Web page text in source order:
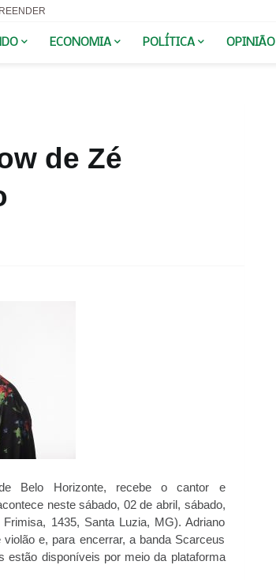
ECONOMIA POLÍTICA OPINIÃO
de Zé
Belo Horizonte, recebe o cantor e
neste sábado, 02 de abril, sábado,
1435, Santa Luzia, MG). Adriano
e, para encerrar, a banda Scarceus
estão disponíveis por meio da plataforma